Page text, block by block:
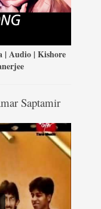
| Audio | Kishore
Saptamir